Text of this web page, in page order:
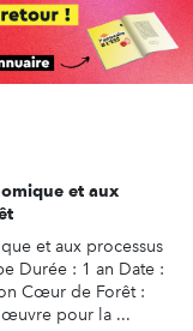
et aux
et aux processus
Durée : 1 an Date :
Cœur de Forêt :
œuvre pour la ...